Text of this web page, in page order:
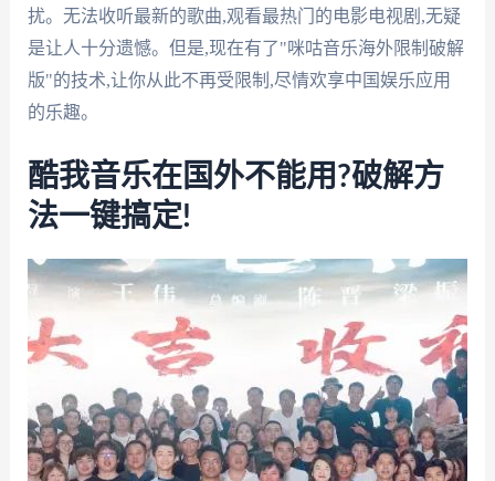
扰。无法收听最新的歌曲,观看最热门的电影电视剧,无疑
是让人十分遗憾。但是,现在有了"咪咕音乐海外限制破解
版"的技术,让你从此不再受限制,尽情欢享中国娱乐应用
的乐趣。
酷我音乐在国外不能用?破解方
法一键搞定!